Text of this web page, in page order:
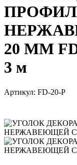
20 ММ
3 м
Артикул: FD-20-P